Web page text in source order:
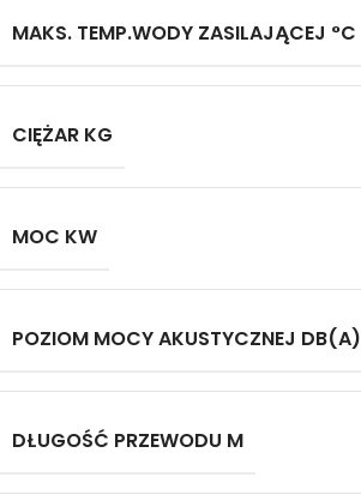
MAKS. TEMP.WODY ZASILAJĄCEJ °C
CIĘŻAR KG
MOC KW
POZIOM MOCY AKUSTYCZNEJ DB(A)
DŁUGOŚĆ PRZEWODU M